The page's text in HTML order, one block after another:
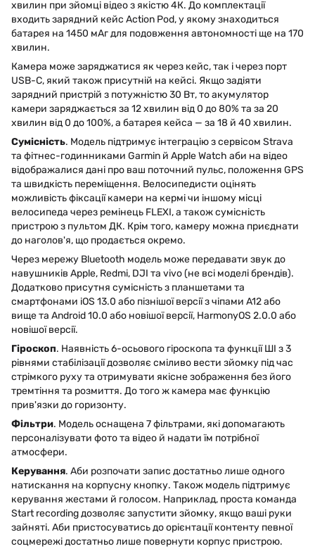
хвилин при зйомці відео з якістю 4К. До комплектації
входить зарядний кейс Action Pod, у якому знаходиться
батарея на 1450 мАг для подовження автономності ще на 170
хвилин.
Камера може заряджатися як через кейс, так і через порт
USB-C, який також присутній на кейсі. Якщо задіяти
зарядний пристрій з потужністю 30 Вт, то акумулятор
камери заряджається за 12 хвилин від 0 до 80% та за 20
хвилин від 0 до 100%, а батарея кейса — за 18 й 40 хвилин.
Сумісність. Модель підтримує інтеграцію з сервісом Strava
та фітнес-годинниками Garmin й Apple Watch аби на відео
відображалися дані про ваш поточний пульс, положення GPS
та швидкість переміщення. Велосипедисти оцінять
можливість фіксації камери на кермі чи іншому місці
велосипеда через ремінець FLEXI, а також сумісність
пристрою з пультом ДК. Крім того, камеру можна приєднати
до наголов'я, що продається окремо.
Через мережу Bluetooth модель може передавати звук до
навушників Apple, Redmi, DJI та vivo (не всі моделі брендів).
Додатково присутня сумісність з планшетами та
смартфонами iOS 13.0 або пізнішої версії з чіпами A12 або
вище та Android 10.0 або новішої версії, HarmonyOS 2.0.0 або
новішої версії.
Гіроскоп. Наявність 6-осьового гіроскопа та функції ШІ з 3
рівнями стабілізації дозволяє сміливо вести зйомку під час
стрімкого руху та отримувати якісне зображення без його
тремтіння та розмиття. До того ж камера має функцію
прив'язки до горизонту.
Фільтри. Модель оснащена 7 фільтрами, які допомагають
персоналізувати фото та відео й надати їм потрібної
атмосфери.
Керування. Аби розпочати запис достатньо лише одного
натискання на корпусну кнопку. Також модель підтримує
керування жестами й голосом. Наприклад, проста команда
Start recording дозволяє запустити зйомку, якщо ваші руки
зайняті. Аби пристосуватись до орієнтації контенту певної
соцмережі достатньо лише повернути корпус пристрою.